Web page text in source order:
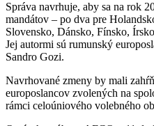
Správa navrhuje, aby sa na rok
mandátov – po dva pre
Slovensko, Dánsko, Fínsko,
Jej autormi sú rumunský
Sandro Gozi.
Navrhované zmeny by mali
europoslancov zvolených na
rámci celoúniového volebného